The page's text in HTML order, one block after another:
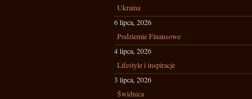
Ukraina
6 lipca, 2026
Podziemie Finansowe
4 lipca, 2026
Lifestyle i inspiracje
3 lipca, 2026
Świdnica